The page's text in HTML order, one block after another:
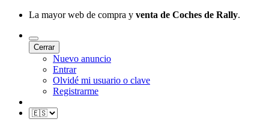
La mayor web de compra y venta de Coches de Rally.
Cerrar
Nuevo anuncio
Entrar
Olvidé mi usuario o clave
Registrarme